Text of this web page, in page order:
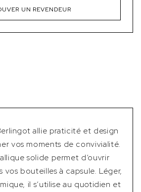
UN REVENDEUR
allie praticité et design
vos moments de convivialité.
solide permet d’ouvrir
bouteilles à capsule. Léger,
il s’utilise au quotidien et